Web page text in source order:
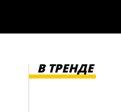
В ТРЕНДЕ